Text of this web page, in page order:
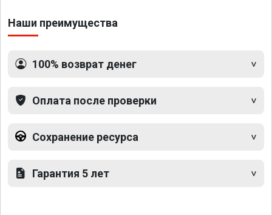
Наши преимущества
100% возврат денег
Оплата после проверки
Сохранение ресурса
Гарантия 5 лет